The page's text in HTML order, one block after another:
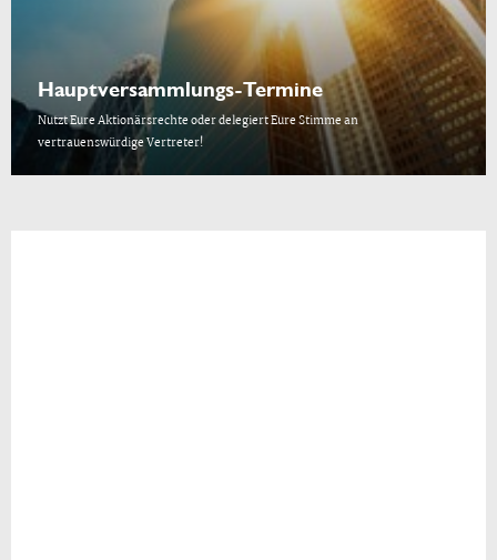
Hauptversammlungs-Termine
Nutzt Eure Aktionärsrechte oder delegiert Eure Stimme an
vertrauenswürdige Vertreter!